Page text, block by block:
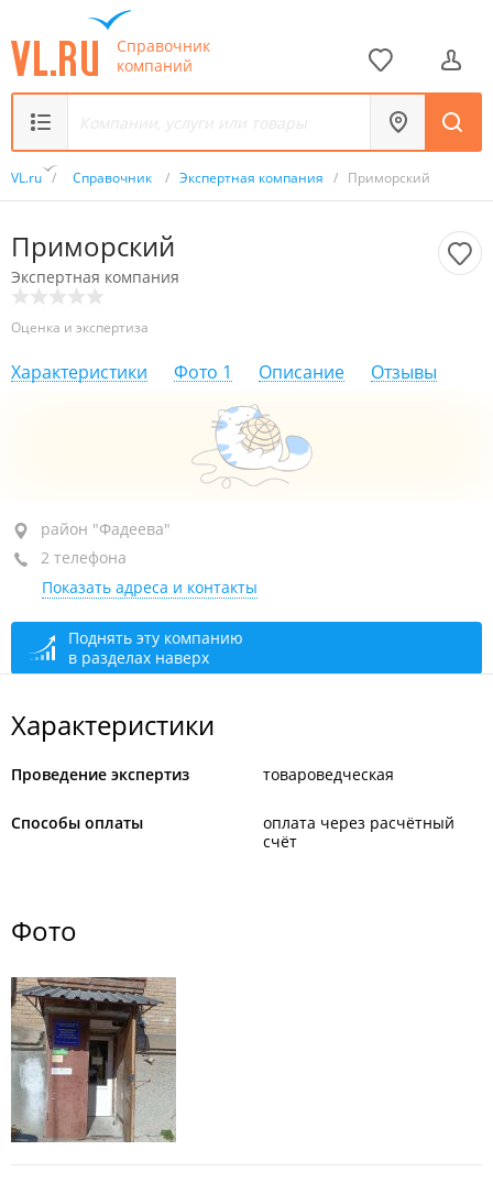
Справочник
компаний
VL.ru / Справочник / Экспертная компания / Приморский
Приморский
Экспертная компания
Оценка и экспертиза
Характеристики Фото 1 Описание Отзывы
район "Фадеева", ул. Воропаева, 9 стр. 3
+7 914 697-38-98
+7 924 131-41-44
сегодня закрыто
район "Фадеева"
2 телефона
Показать адреса и контакты
Поднять эту компанию
в разделах наверх
Характеристики
Проведение экспертиз товароведческая
Способы оплаты
оплата через расчётный
счёт
Фото